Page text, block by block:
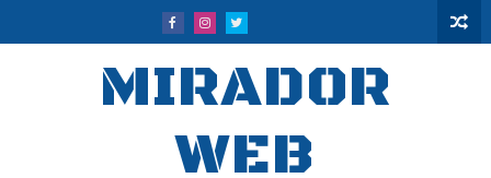
MIRADOR
WEB